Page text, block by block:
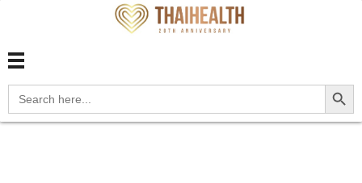
Search
for:
Search Button